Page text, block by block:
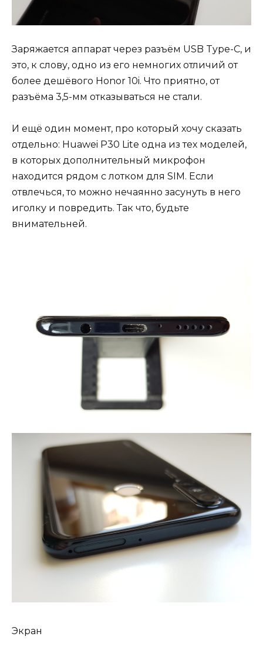
Заряжается аппарат через разъём USB Type-C, и
это, к слову, одно из его немногих отличий от
более дешёвого Honor 10i. Что приятно, от
разъёма 3,5-мм отказываться не стали.
И ещё один момент, про который хочу сказать
отдельно: Huawei P30 Lite одна из тех моделей,
в которых дополнительный микрофон
находится рядом с лотком для SIM. Если
отвлечься, то можно нечаянно засунуть в него
иголку и повредить. Так что, будьте
внимательней.
Экран